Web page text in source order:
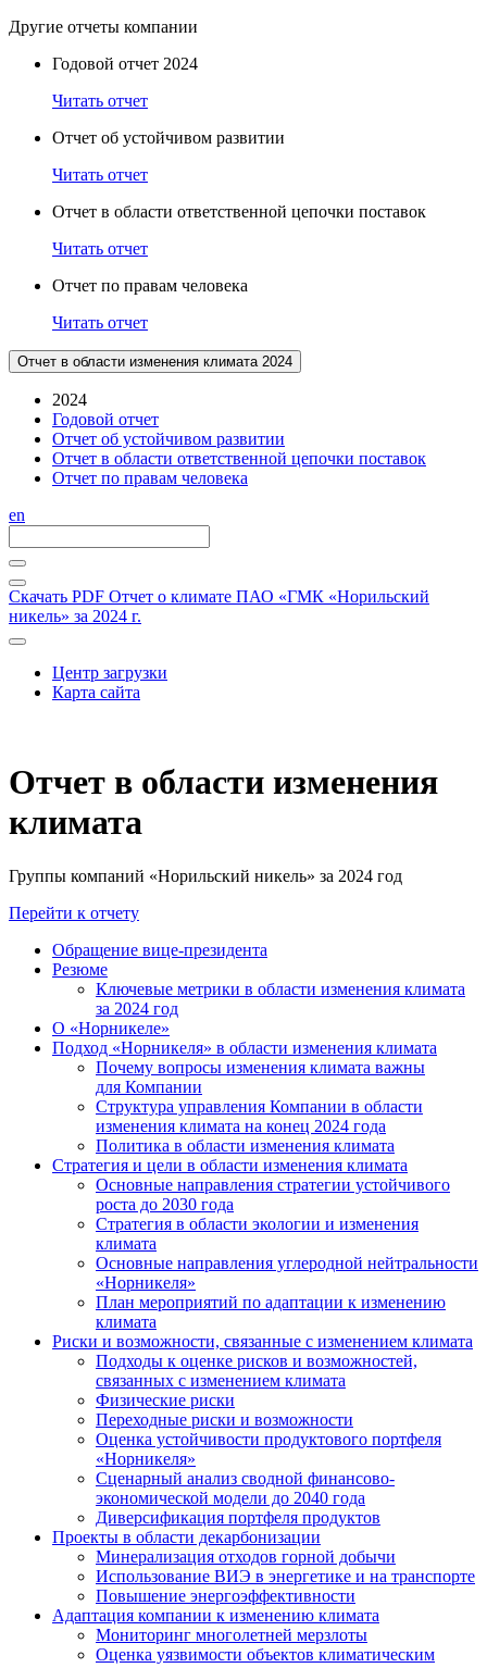
Другие отчеты компании
Годовой отчет 2024
Читать отчет
Отчет об устойчивом развитии
Читать отчет
Отчет в области ответственной цепочки поставок
Читать отчет
Отчет по правам человека
Читать отчет
Отчет в области изменения климата 2024
2024
Годовой отчет
Отчет об устойчивом развитии
Отчет в области ответственной цепочки поставок
Отчет по правам человека
en
Скачать PDF Отчет о климате ПАО «ГМК «Норильский
никель» за 2024 г.
Центр загрузки
Карта сайта
Отчет в области изменения
климата
Группы компаний «Норильский никель» за 2024 год
Перейти к отчету
Обращение вице-президента
Резюме
Ключевые метрики в области изменения климата
за 2024 год
О «Норникеле»
Подход «Норникеля» в области изменения климата
Почему вопросы изменения климата важны
для Компании
Структура управления Компании в области
изменения климата на конец 2024 года
Политика в области изменения климата
Стратегия и цели в области изменения климата
Основные направления стратегии устойчивого
роста до 2030 года
Стратегия в области экологии и изменения
климата
Основные направления углеродной нейтральности
«Норникеля»
План мероприятий по адаптации к изменению
климата
Риски и возможности, связанные с изменением климата
Подходы к оценке рисков и возможностей,
связанных с изменением климата
Физические риски
Переходные риски и возможности
Оценка устойчивости продуктового портфеля
«Норникеля»
Сценарный анализ сводной финансово-
экономической модели до 2040 года
Диверсификация портфеля продуктов
Проекты в области декарбонизации
Минерализация отходов горной добычи
Использование ВИЭ в энергетике и на транспорте
Повышение энергоэффективности
Адаптация компании к изменению климата
Мониторинг многолетней мерзлоты
Оценка уязвимости объектов климатическим